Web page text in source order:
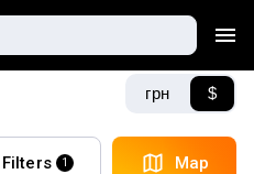
грн $
Filters 1 Map